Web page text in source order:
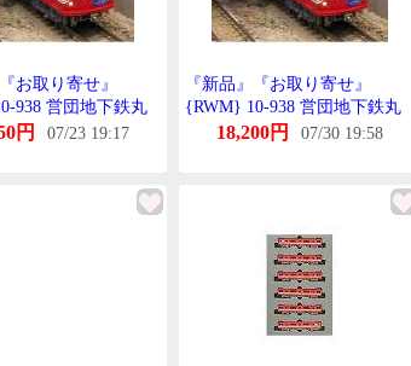
お取り寄せ』
938 営団地下鉄丸
丸の内線開通50周
円 07/23 19:17
『新品』『お取り寄せ』
{RWM} 10-938 営団地下鉄丸
の内線02系 丸の内線開通50周
18,200円 07/30 19:58